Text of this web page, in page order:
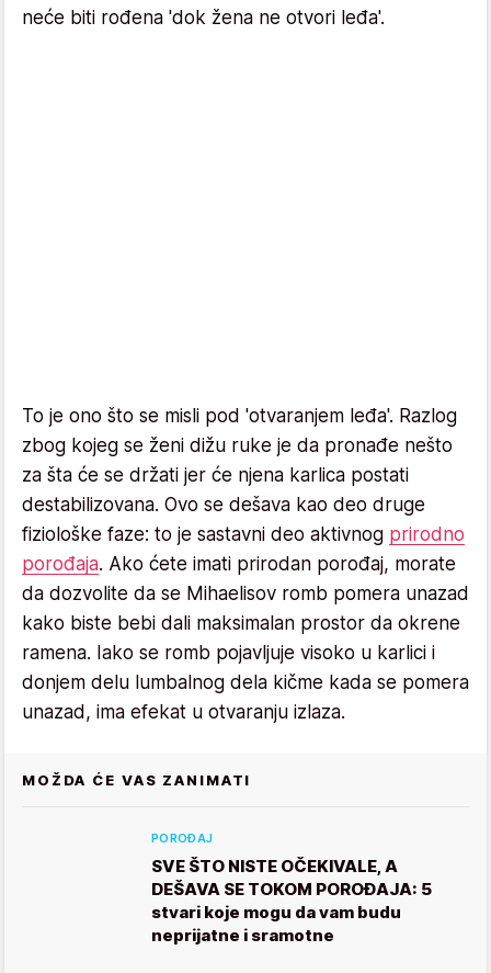
neće biti rođena 'dok žena ne otvori leđa'.
To je ono što se misli pod 'otvaranjem leđa'. Razlog
zbog kojeg se ženi dižu ruke je da pronađe nešto
za šta će se držati jer će njena karlica postati
destabilizovana. Ovo se dešava kao deo druge
fiziološke faze: to je sastavni deo aktivnog prirodno
porođaja. Ako ćete imati prirodan porođaj, morate
da dozvolite da se Mihaelisov romb pomera unazad
kako biste bebi dali maksimalan prostor da okrene
ramena. Iako se romb pojavljuje visoko u karlici i
donjem delu lumbalnog dela kičme kada se pomera
unazad, ima efekat u otvaranju izlaza.
MOŽDA ĆE VAS ZANIMATI
POROĐAJ
SVE ŠTO NISTE OČEKIVALE, A
DEŠAVA SE TOKOM POROĐAJA: 5
stvari koje mogu da vam budu
neprijatne i sramotne